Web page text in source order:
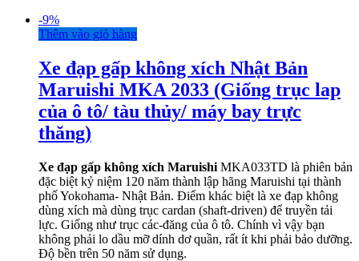
-9%
Thêm vào giỏ hàng
Xe đạp gấp không xích Nhật Bản
Maruishi MKA 2033 (Giống trục lap
của ô tô/ tàu thủy/ máy bay trực
thăng)
Xe đạp gấp không xích Maruishi MKA033TD là phiên bản
đặc biệt kỷ niệm 120 năm thành lập hãng Maruishi tại thành
phố Yokohama- Nhật Bản. Điểm khác biệt là xe đạp không
dùng xích mà dùng trục cardan (shaft-driven) để truyền tải
lực. Giống như trục các-đăng của ô tô. Chính vì vậy bạn
không phải lo dầu mỡ dính dơ quần, rất ít khi phải bảo dưỡng.
Độ bền trên 50 năm sử dụng.